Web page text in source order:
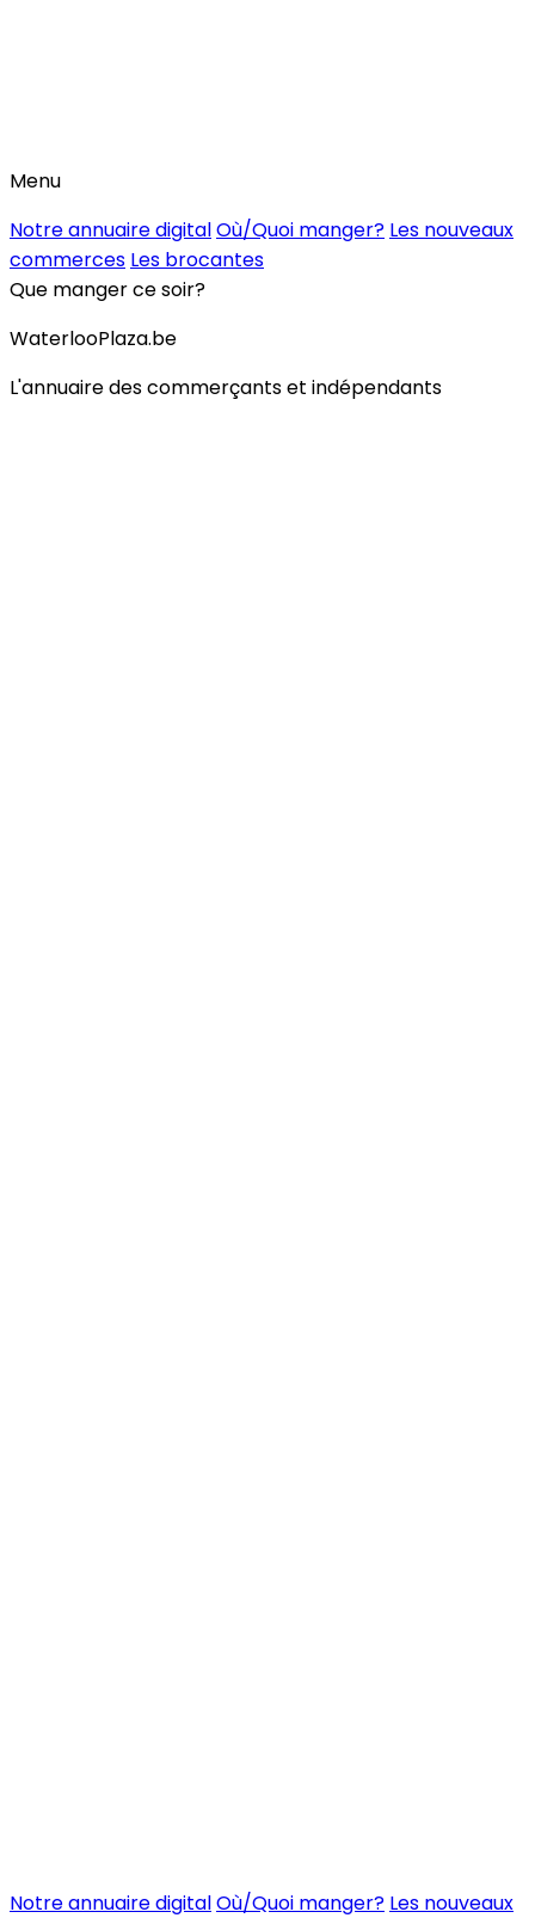
Menu
Notre annuaire digitalOù/Quoi manger? Les nouveaux
commerces Les brocantes
Que manger ce soir?
WaterlooPlaza.be
L'annuaire des commerçants et indépendants
Notre annuaire digitalOù/Quoi manger? Les nouveaux